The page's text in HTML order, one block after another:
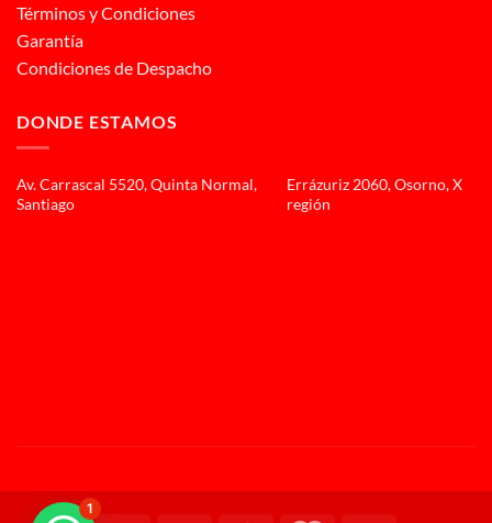
Términos y Condiciones
Garantía
Condiciones de Despacho
DONDE ESTAMOS
Av. Carrascal 5520, Quinta Normal,
Santiago
Errázuriz 2060, Osorno, X
región
1